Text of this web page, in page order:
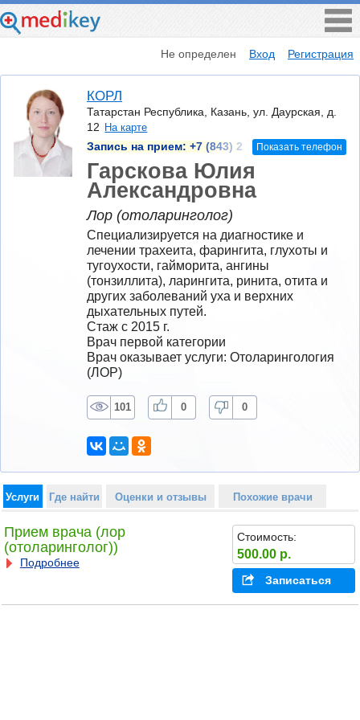
Не определен Вход Регистрация
КОРЛ
Татарстан Республика, Казань, ул. Даурская, д.
12 На карте
Запись на прием: +7 (843) 2 Показать телефон
Гарскова Юлия
Александровна
Лор (отоларинголог)
Специализируется на диагностике и
лечении трахеита, фарингита, глухоты и
тугоухости, гайморита, ангины
(тонзиллита), ларингита, ринита, отита и
других заболеваний уха и верхних
дыхательных путей.
Стаж с 2015 г.
Врач первой категории
Врач оказывает услуги: Отоларингология
(ЛОР)
101 0 0
Услуги Где найти Оценки и отзывы Похожие врачи
Прием врача (лор
(отоларинголог))
Подробнее
Стоимость:
500.00 р.
Записаться